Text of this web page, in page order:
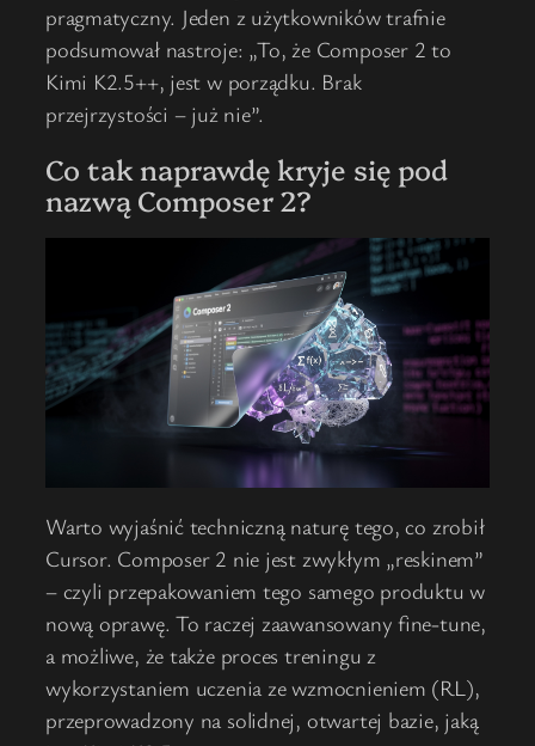
pragmatyczny. Jeden z użytkowników trafnie
podsumował nastroje: „To, że Composer 2 to
Kimi K2.5++, jest w porządku. Brak
przejrzystości – już nie”.
Co tak naprawdę kryje się pod
nazwą Composer 2?
Warto wyjaśnić techniczną naturę tego, co zrobił
Cursor. Composer 2 nie jest zwykłym „reskinem”
– czyli przepakowaniem tego samego produktu w
nową oprawę. To raczej zaawansowany fine-tune,
a możliwe, że także proces treningu z
wykorzystaniem uczenia ze wzmocnieniem (RL),
przeprowadzony na solidnej, otwartej bazie, jaką